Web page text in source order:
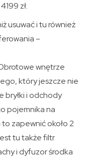
zł.
usuwać i tu również
–
wnętrze
który jeszcze nie
bryłki i odchody
pojemnika na
to zapewnić około 2
tu także filtr
i dyfuzor środka